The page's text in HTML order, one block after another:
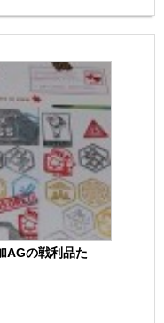
AGの戦利品た